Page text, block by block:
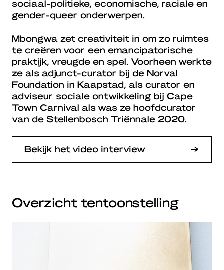
sociaal-politieke, economische, raciale en
gender-queer onderwerpen.
Mbongwa zet creativiteit in om zo ruimtes
te creëren voor een emancipatorische
praktijk, vreugde en spel. Voorheen werkte
ze als adjunct-curator bij de Norval
Foundation in Kaapstad, als curator en
adviseur sociale ontwikkeling bij Cape
Town Carnival als was ze hoofdcurator
van de Stellenbosch Triënnale 2020.
Bekijk het video interview
Overzicht tentoonstelling